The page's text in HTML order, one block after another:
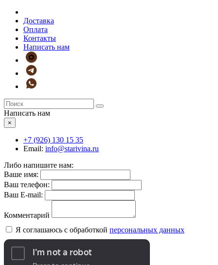
Доставка
Оплата
Контакты
Написать нам
Написать нам
×
+7 (926) 130 15 35
Email: info@starivina.ru
Либо напишите нам:
Ваше имя:
Ваш телефон:
Ваш E-mail:
Комментарий
Я соглашаюсь с обработкой персональных данных